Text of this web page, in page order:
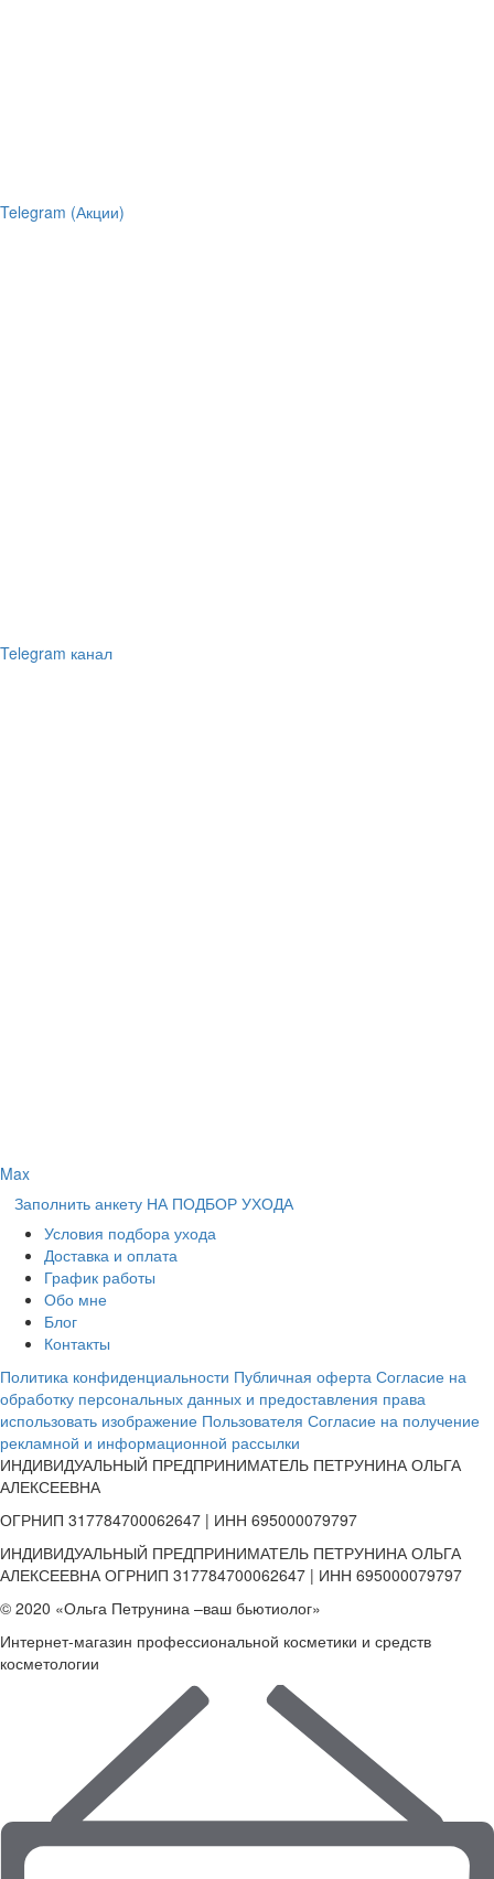
Telegram (Акции)
Telegram канал
Max
Заполнить анкету НА ПОДБОР УХОДА
Условия подбора ухода
Доставка и оплата
График работы
Обо мне
Блог
Контакты
Политика конфиденциальности Публичная оферта Согласие на
обработку персональных данных и предоставления права
использовать изображение Пользователя Согласие на получение
рекламной и информационной рассылки
ИНДИВИДУАЛЬНЫЙ ПРЕДПРИНИМАТЕЛЬ ПЕТРУНИНА ОЛЬГА
АЛЕКСЕЕВНА
ОГРНИП 317784700062647 | ИНН 695000079797
ИНДИВИДУАЛЬНЫЙ ПРЕДПРИНИМАТЕЛЬ ПЕТРУНИНА ОЛЬГА
АЛЕКСЕЕВНА ОГРНИП 317784700062647 | ИНН 695000079797
© 2020 «Ольга Петрунина –ваш бьютиолог»
Интернет-магазин профессиональной косметики и средств
косметологии